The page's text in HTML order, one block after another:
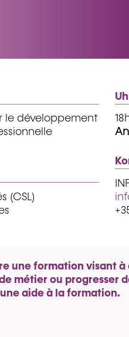
le développement
(CSL)
une formation visant
métier ou progresser
aide à la formation.